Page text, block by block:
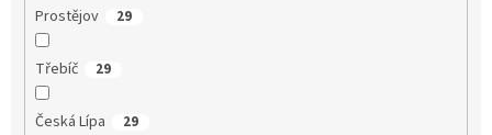
Prostějov 29
Třebíč 29
Česká Lípa 29